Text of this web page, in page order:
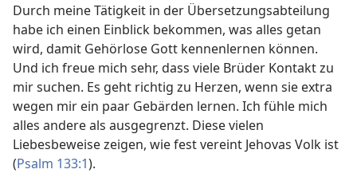
Durch meine Tätigkeit in der Übersetzungsabteilung
habe ich einen Einblick bekommen, was alles getan
wird, damit Gehörlose Gott kennenlernen können.
Und ich freue mich sehr, dass viele Brüder Kontakt zu
mir suchen. Es geht richtig zu Herzen, wenn sie extra
wegen mir ein paar Gebärden lernen. Ich fühle mich
alles andere als ausgegrenzt. Diese vielen
Liebesbeweise zeigen, wie fest vereint Jehovas Volk ist
(Psalm 133:1).